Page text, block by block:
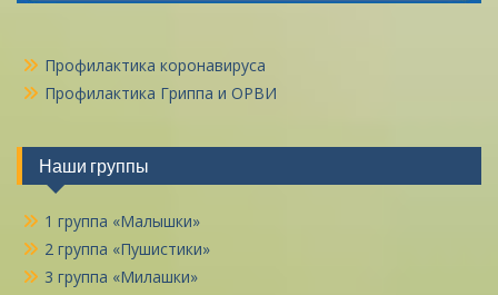
Профилактика коронавируса
Профилактика Гриппа и ОРВИ
Наши группы
1 группа «Малышки»
2 группа «Пушистики»
3 группа «Милашки»